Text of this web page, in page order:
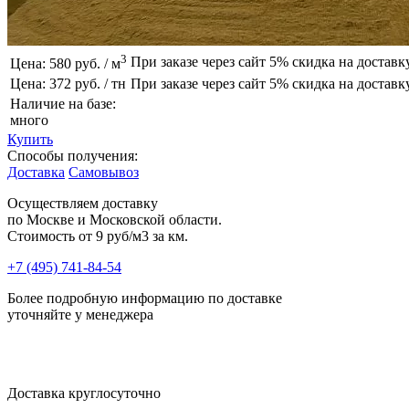
Цена: 580 руб. / м3 При заказе через сайт 5% скидка на
Цена: 372 руб. / тн При заказе через сайт 5% скидка на
Наличие на базе:
много
Купить
Способы получения:
Доставка Самовывоз
Осуществляем доставку
по Москве и Московской области.
Стоимость от 9 руб/м3 за км.
+7 (495) 741-84-54
Более подробную информацию по доставке
уточняйте у менеджера
Доставка круглосуточно